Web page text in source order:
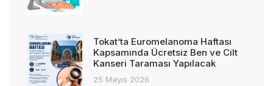
Tokat’ta Euromelanoma Haftası
Kapsamında Ücretsiz Ben ve Cilt
Kanseri Taraması Yapılacak
25 Mayıs 2026